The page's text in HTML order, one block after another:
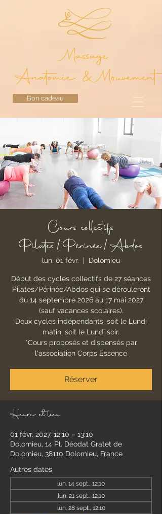
Massage
Anatomie & Mouvement
Bon cadeau
Cours collectifs
Pilates/Périnée/Abdos
lun. 01 févr.
  |
Dolomieu
Début des cycles collectifs de 27 séances
Pilates/Périnée/Abdos qui se dérouleront
du 14 septembre 2026 au 17 mai 2027
(sauf vacances scolaires).
Deux cycles indépendants, soit le Lundi
matin, soit le Lundi soir.
*Cours proposés et dispensés par
l'association Corps Essence
Réserver
Heure et lieu
01 févr. 2027, 12:10 – 13:10
Dolomieu, 14 Pl. Déodat Gratet de
Dolomieu, 38110 Dolomieu, France
Autres dates
lun. 14 sept., 12:10
lun. 21 sept., 12:10
lun. 28 sept., 12:10